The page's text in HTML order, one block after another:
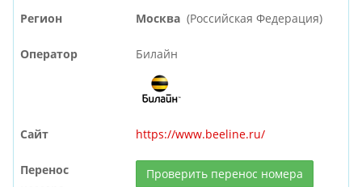
Регион Москва (Российская Федерация)
Оператор Билайн
Сайт https://www.beeline.ru/
Перенос
Проверить перенос номера